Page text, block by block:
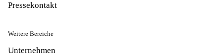
Pressekontakt
Weitere Bereiche
Unternehmen